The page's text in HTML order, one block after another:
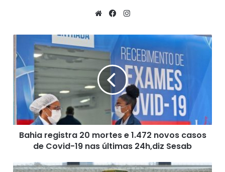
We
te
Fa
bo
ok
ra
m
a
h
i
e
i
a
Bahia registra 20 mortes e 1.472 novos casos
de Covid-19 nas últimas 24h,diz Sesab
C